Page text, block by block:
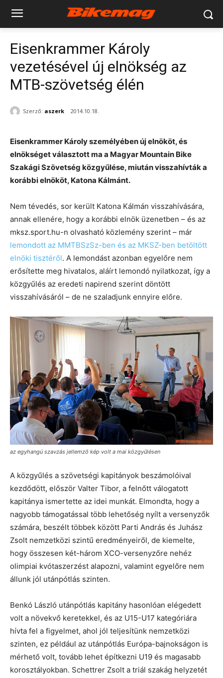
Eisenkrammer Károly
vezetésével új elnökség az
MTB-szövetség élén
Szerző: aszerk 2014.10.18.
Eisenkrammer Károly személyében új elnököt, és
elnökséget választott ma a Magyar Mountain Bike
Szakági Szövetség közgyűlése, miután visszahívták a
korábbi elnököt, Katona Kálmánt.
Nem tévedés, sor került Katona Kálmán visszahívására,
annak ellenére, hogy a korábbi elnök üzenetben – és az
mksz.sport.hu-n olvasható közlemény szerint – már
lemondott az MMTBSzSz-ben és az MKSZ-ben betöltött
elnöki tisztéről. A lemondást azonban egyelőre nem
erősítette meg hivatalos, aláírt lemondó nyilatkozat, így a
közgyűlés az eredeti napirend szerint döntött
visszahívásáról – de ne szaladjunk ennyire előre.
az egyhangú szavzás jellemző kép volt a mai közgyűlésen
A közgyűlés a szövetségi kapitányok beszámolóival
kezdődött, először Valter Tibor, a felnőtt válogatott
kapitánya ismertette az idei munkát. Elmondta, hogy a
nagyobb támogatással több lehetőség nyílt a versenyzők
számára, beszélt többek között Parti András és Juhász
Zsolt nemzetközi szintű eredményeiről, de kiemelte,
hogy összesen két-három XCO-versenyzőre nehéz
olimpiai kvótaszerzést alapozni, valamint egyelőre nem
állunk jól utánpótlás szinten.
Benkó László utánpótlás kapitány hasonlóan elégedett
volt a növekvő keretekkel, és az U15-U17 kategóriára
hívta fel a figyelmet, ahol jól teljesítünk nemzetközi
szinten, ez például az utánpótlás Európa-bajnokságon is
mérhető volt, tovább lehet építkezni U19 és magasabb
korosztályokban. Schettrer Zsolt a triál szakág helyzetét